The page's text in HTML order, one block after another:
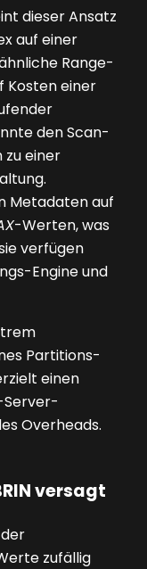
dieser Ansatz
auf einer
Range-
Kosten einer
den Scan-
zu einer
Metadaten auf
-Werten, was
verfügen
Engine und
Partitions-
einen
Server-
Overheads.
versagt
zufällig